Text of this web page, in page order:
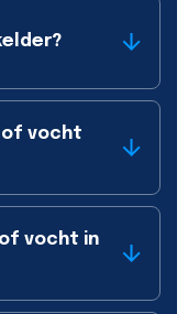
of vocht
vocht in